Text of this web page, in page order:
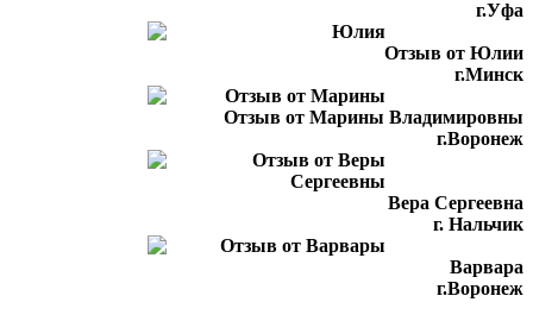
г.Уфа
Отзыв от Юлии
г.Минск
Отзыв от Марины Владимировны
г.Воронеж
Вера Сергеевна
г. Нальчик
Варвара
г.Воронеж